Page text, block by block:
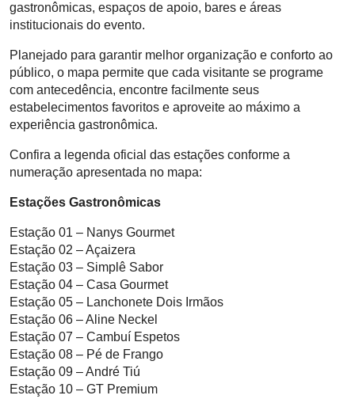
gastronômicas, espaços de apoio, bares e áreas
institucionais do evento.
Planejado para garantir melhor organização e conforto ao
público, o mapa permite que cada visitante se programe
com antecedência, encontre facilmente seus
estabelecimentos favoritos e aproveite ao máximo a
experiência gastronômica.
Confira a legenda oficial das estações conforme a
numeração apresentada no mapa:
Estações Gastronômicas
Estação 01 – Nanys Gourmet
Estação 02 – Açaizera
Estação 03 – Simplê Sabor
Estação 04 – Casa Gourmet
Estação 05 – Lanchonete Dois Irmãos
Estação 06 – Aline Neckel
Estação 07 – Cambuí Espetos
Estação 08 – Pé de Frango
Estação 09 – André Tiú
Estação 10 – GT Premium